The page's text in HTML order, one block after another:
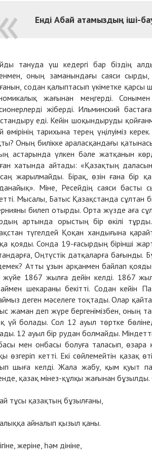
Енді Абай атамыздың іші-
тануда үш кедергі бар біздің
оның заманындағы саяси
содан қалыптасып үкіметке қарсы
жағынан меңгерді.
жіберді. Ильминский
еді. Кейін шоқындыруды
өмірінің тарихына терең үңілуіміз
Оның билікке араласқандағы
астарында үлкен бәле жатқанын
хатында айтады: «Қазақтың
жарылмайды. Бірақ, өзін ғана бір
Міне, Ресейдің саяси
Мысалы, Батыс Қазақстанда сұлтан
билеп отырды. Орта жүзде аға
артында орыстың бір өкілі
түгелдей Қоқан хандығына
қояды. Сонда 19-ғасырдың бірінші
Оңтүстік датқаларға бағынды.
Атты ұзын арқанмен байлап
жүйе 1867 жылға дейін келді. 1867
шекараны бекітті. Содан кейін
деген мәселеге тоқтады. Олар
жаман деп жүре бергенімізбен, оның
үй болады. Сол 12 ауыл төртке
12 ауыл бір рудан болмайды.
мен онбасы болуға таласып, өзара
өзгеріп кетті. Екі сөйлемейтін
шыға келді. Жала жабу, қым қуыт
қазақ мінез-құлқы жағынан
тұсы қазақтың бұзылғаны,
айналып қызыл қаны.
жеріне, һәм дініне,